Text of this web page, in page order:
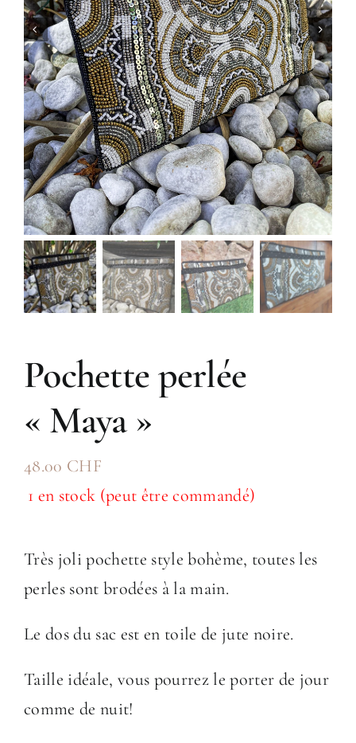
Pochette perlée
« Maya »
48.00 CHF
1 en stock (peut être commandé)
Très joli pochette style bohème, toutes les
perles sont brodées à la main.
Le dos du sac est en toile de jute noire.
Taille idéale, vous pourrez le porter de jour
comme de nuit!